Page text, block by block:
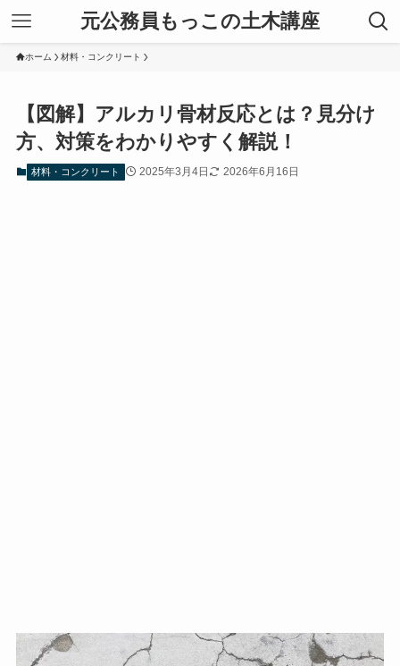
元公務員もっこの土木講座
ホーム 材料・コンクリート
【図解】アルカリ骨材反応とは？見分け
方、対策をわかりやすく解説！
材料・コンクリート 2025年3月4日 2026年6月16日